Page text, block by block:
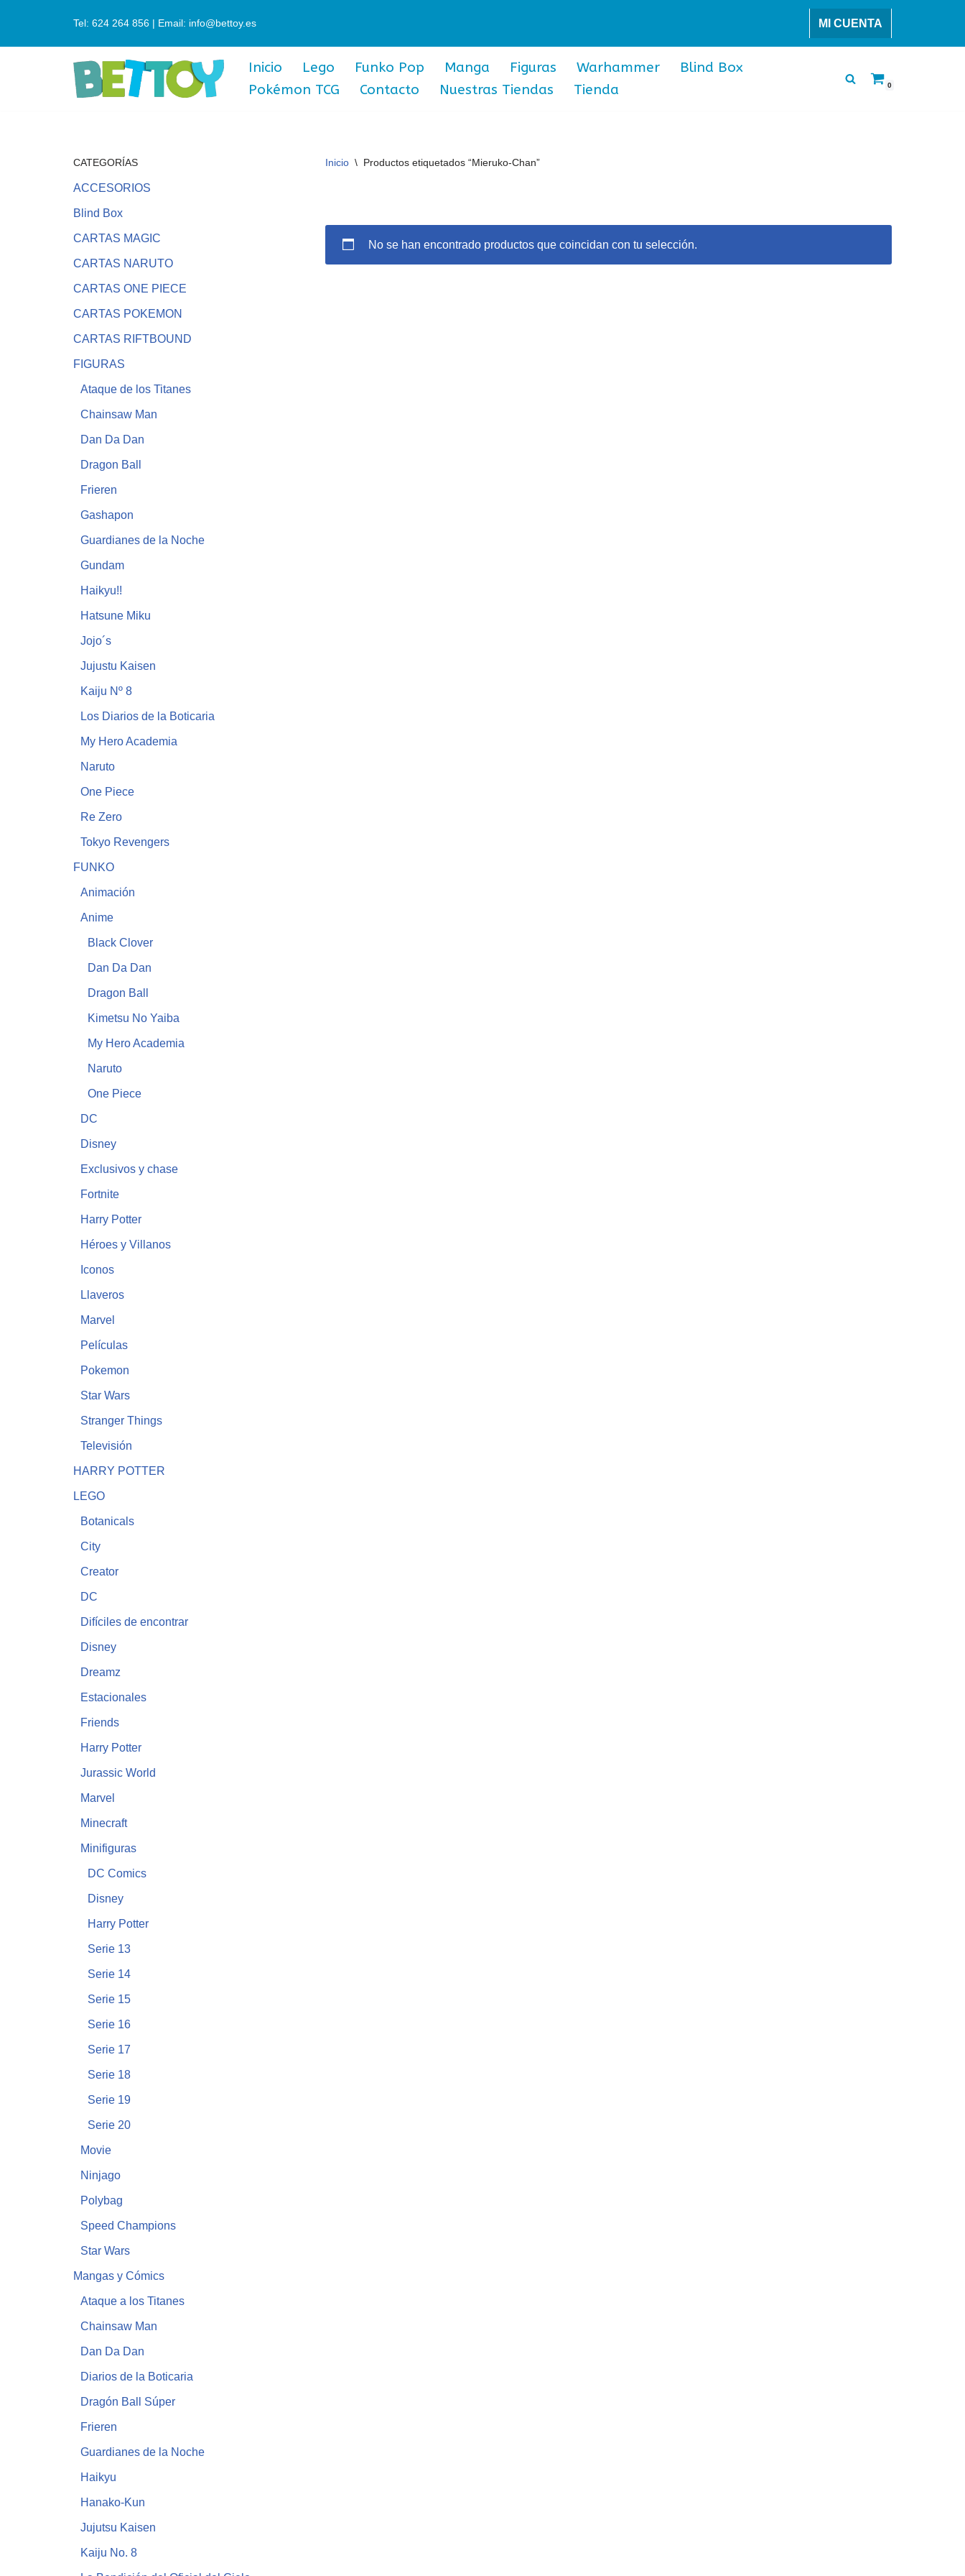
Tel: 624 264 856 | Email: info@bettoy.es MI CUENTA
Inicio Lego Funko Pop Manga Figuras Warhammer
Blind Box
Pokémon TCG
Contacto Nuestras Tiendas Tienda 0
CATEGORÍAS
ACCESORIOS
Blind Box
CARTAS MAGIC
CARTAS NARUTO
CARTAS ONE PIECE
CARTAS POKEMON
CARTAS RIFTBOUND
FIGURAS
Ataque de los Titanes
Chainsaw Man
Dan Da Dan
Dragon Ball
Frieren
Gashapon
Guardianes de la Noche
Gundam
Haikyu!!
Hatsune Miku
Jojo´s
Jujustu Kaisen
Kaiju Nº 8
Los Diarios de la Boticaria
My Hero Academia
Naruto
One Piece
Re Zero
Tokyo Revengers
FUNKO
Animación
Anime
Black Clover
Dan Da Dan
Dragon Ball
Kimetsu No Yaiba
My Hero Academia
Naruto
One Piece
DC
Disney
Exclusivos y chase
Fortnite
Harry Potter
Héroes y Villanos
Iconos
Llaveros
Marvel
Películas
Pokemon
Star Wars
Stranger Things
Televisión
HARRY POTTER
LEGO
Botanicals
City
Creator
DC
Difíciles de encontrar
Disney
Dreamz
Estacionales
Friends
Harry Potter
Jurassic World
Marvel
Minecraft
Minifiguras
DC Comics
Disney
Harry Potter
Serie 13
Serie 14
Serie 15
Serie 16
Serie 17
Serie 18
Serie 19
Serie 20
Movie
Ninjago
Polybag
Speed Champions
Star Wars
Mangas y Cómics
Ataque a los Titanes
Chainsaw Man
Dan Da Dan
Diarios de la Boticaria
Dragón Ball Súper
Frieren
Guardianes de la Noche
Haikyu
Hanako-Kun
Jujutsu Kaisen
Kaiju No. 8
Inicio \ Productos etiquetados “Mieruko-Chan”
No se han encontrado productos que coincidan con tu selección.